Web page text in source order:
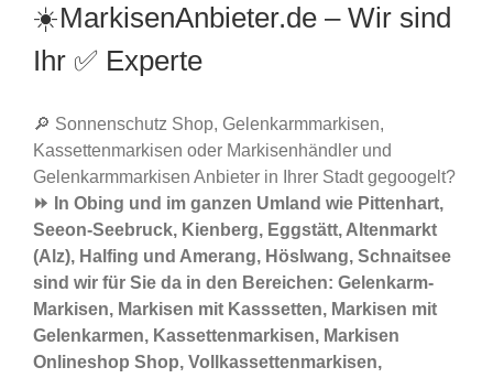
☀️MarkisenAnbieter.de – Wir sind
Ihr ✅ Experte
🔎 Sonnenschutz Shop, Gelenkarmmarkisen,
Kassettenmarkisen oder Markisenhändler und
Gelenkarmmarkisen Anbieter in Ihrer Stadt gegoogelt?
⏩ In Obing und im ganzen Umland wie Pittenhart,
Seeon-Seebruck, Kienberg, Eggstätt, Altenmarkt
(Alz), Halfing und Amerang, Höslwang, Schnaitsee
sind wir für Sie da in den Bereichen: Gelenkarm-
Markisen, Markisen mit Kasssetten, Markisen mit
Gelenkarmen, Kassettenmarkisen, Markisen
Onlineshop Shop, Vollkassettenmarkisen,